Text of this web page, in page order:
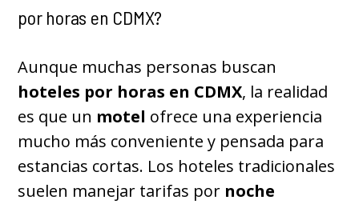
por horas en CDMX?
Aunque muchas personas buscan
hoteles por horas en CDMX, la realidad
es que un motel ofrece una experiencia
mucho más conveniente y pensada para
estancias cortas. Los hoteles tradicionales
suelen manejar tarifas por noche